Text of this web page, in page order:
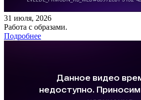
31 июля, 2026
Работа с образами.
Подробнее